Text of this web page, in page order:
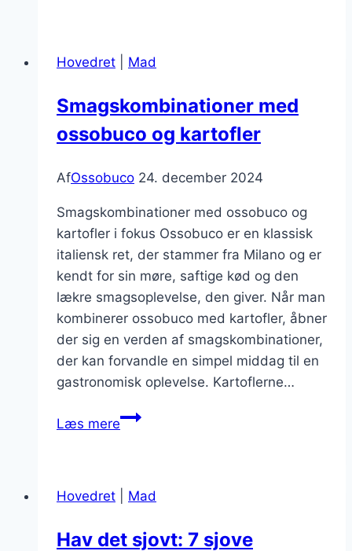
urterne
retten
Hovedret Mad
Smagskombinationer med
ossobuco og kartofler
AfOssobuco 24. december 2024
Smagskombinationer med ossobuco og
kartofler i fokus Ossobuco er en klassisk
italiensk ret, der stammer fra Milano og er
kendt for sin møre, saftige kød og den
lækre smagsoplevelse, den giver. Når man
kombinerer ossobuco med kartofler, åbner
der sig en verden af smagskombinationer,
der kan forvandle en simpel middag til en
gastronomisk oplevelse. Kartoflerne…
Læs mereSmagskombinationer
kartofler
Hovedret Mad
Hav det sjovt: 7 sjove